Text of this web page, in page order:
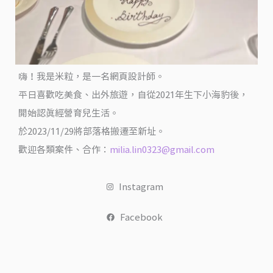
平
等
級
海
鮮
跟
嗨！我是米粒，是一名網頁設計師。
平日喜歡吃美食、出外旅遊，自從2021年生下小海豹後，
開始認真經營育兒生活。
於2023/11/29將部落格搬遷至新址。
歡迎各類案件、合作： milia.lin0323@gmail.com
Instagram
Facebook